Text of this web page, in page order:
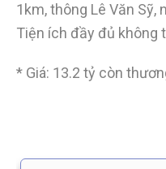
1km, thông Lê Văn
Tiện ích đầy đủ không
* Giá: 13.2 tỷ còn